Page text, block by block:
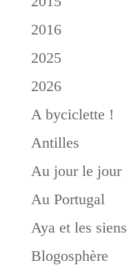
2016
2025
2026
A byciclette !
Antilles
Au jour le jour
Au Portugal
Aya et les siens
Blogosphère